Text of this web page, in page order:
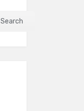
Search